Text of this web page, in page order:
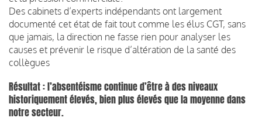
Des cabinets d’experts indépendants ont largement
documenté cet état de fait tout comme les élus CGT, sans
que jamais, la direction ne fasse rien pour analyser les
causes et prévenir le risque d’altération de la santé des
collègues
Résultat : l’absentéisme continue d’être à des niveaux
historiquement élevés, bien plus élevés que la moyenne dans
notre secteur.